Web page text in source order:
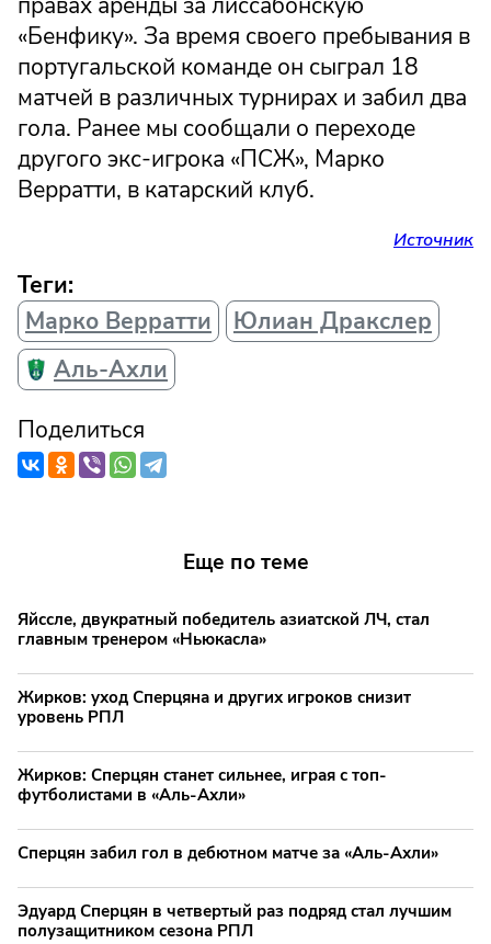
«Бенфику». За время своего пребывания в
португальской команде он сыграл 18
матчей в различных турнирах и забил два
гола. Ранее мы сообщали о переходе
другого экс-игрока «ПСЖ», Марко
Верратти, в катарский клуб.
Источник
Теги:
Марко Верратти
Юлиан Дракслер
Аль-Ахли
Поделиться
Еще по теме
Яйссле, двукратный победитель азиатской ЛЧ, стал
главным тренером «Ньюкасла»
Жирков: уход Сперцяна и других игроков снизит
уровень РПЛ
Жирков: Сперцян станет сильнее, играя с топ-
футболистами в «Аль-Ахли»
Сперцян забил гол в дебютном матче за «Аль-Ахли»
Эдуард Сперцян в четвертый раз подряд стал лучшим
полузащитником сезона РПЛ